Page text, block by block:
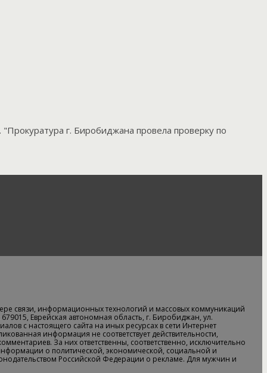
г. Биробиджана провела проверку по
связи, информационных технологий и массовых коммуникаций
Еврейская автономная область, г. Биробиджан, ул.
с настоящего сайта на иных ресурсах в сети Интернет
информация не соответствует действительности,
За них ответственны, соответственно, исключительно
о политической, экономической, социальной и
Российской Федерации о рекламе. Для мужчин и